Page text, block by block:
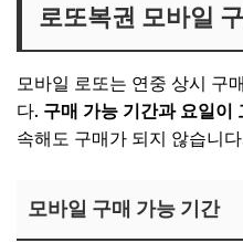
로또복권 모바일
모바일 로또는 연중 상시 구
다. 구매 가능 기간과 요일이
속해도 구매가 되지 않습니
모바일 구매 가능 기간